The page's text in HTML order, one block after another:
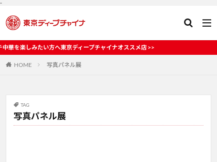
-
たい方へ東京ディープチャイナオススメ店 >>
HOME 写真パネル展
TAG
写真パネル展